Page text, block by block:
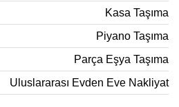
Kasa Taşıma
Piyano Taşıma
Parça Eşya Taşıma
Uluslararası Evden Eve Nakliyat